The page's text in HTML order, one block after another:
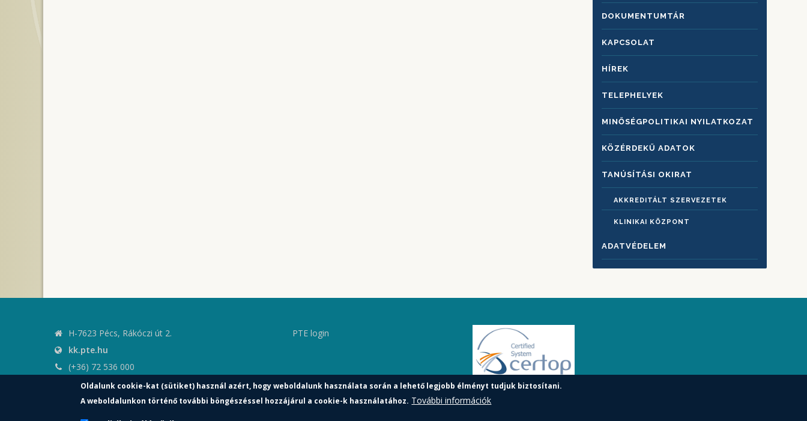
DOKUMENTUMTÁR
KAPCSOLAT
HÍREK
TELEPHELYEK
MINŐSÉGPOLITIKAI NYILATKOZAT
KÖZÉRDEKŰ ADATOK
TANÚSÍTÁSI OKIRAT
AKKREDITÁLT SZERVEZETEK
KLINIKAI KÖZPONT
ADATVÉDELEM
H-7623 Pécs, Rákóczi út 2.
kk.pte.hu
(+36) 72 536 000
kk.elnoki.hivatal@pte.hu
pte.hu
PTE login
Oldalunk cookie-kat (sütiket) használ azért, hogy weboldalunk használata során a lehető legjobb élményt tudjuk biztosítani.
A weboldalunkon történő további böngészéssel hozzájárul a cookie-k használatához. További információk